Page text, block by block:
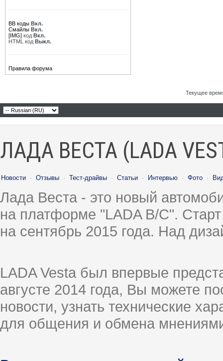
BB коды Вкл.
Смайлы Вкл.
[IMG] код Вкл.
HTML код Выкл.
Правила форума
Текущее
ЛАДА ВЕСТА (LADA
Новости · Отзывы · Тест-драйвы · Статьи · Интервью · Фото ·
Лада Веста - это новый
на платформе "LADA B/C".
на сентябрь 2015 года. Над
LADA Vesta был впервые
августе 2014 года, Вы можете
новости, узнать технические
для общения и обмена